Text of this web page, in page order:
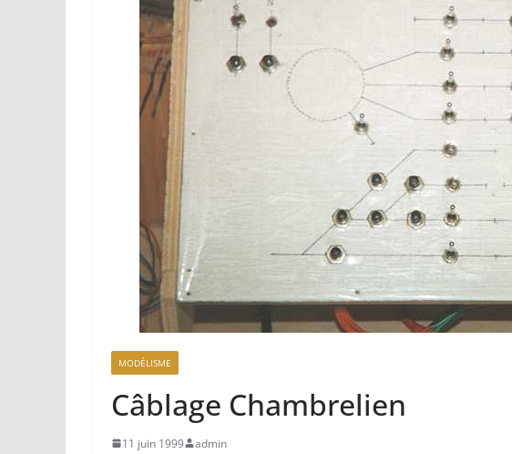
MODÉLISME
Câblage Chambrelien
11 juin 1999 admin